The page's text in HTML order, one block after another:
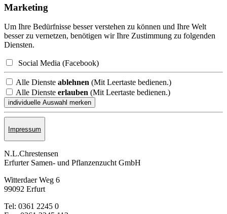
Marketing
Um Ihre Bedürfnisse besser verstehen zu können und Ihre Welt
besser zu vernetzen, benötigen wir Ihre Zustimmung zu folgenden
Diensten.
Social Media (Facebook)
Alle Dienste ablehnen (Mit Leertaste bedienen.)
Alle Dienste erlauben (Mit Leertaste bedienen.)
Impressum
N.L.Chrestensen
Erfurter Samen- und Pflanzen­zucht GmbH
Witterdaer Weg 6
99092 Erfurt
Tel: 0361 2245 0